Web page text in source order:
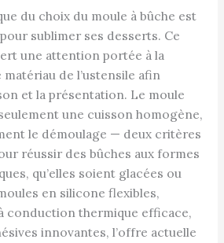
du choix du moule à bûche est
sublimer ses desserts. Ce
une attention portée à la
de l’ustensile afin
et la présentation. Le moule
une cuisson homogène,
le démoulage — deux critères
réussir des bûches aux formes
qu’elles soient glacées ou
en silicone flexibles,
conduction thermique efficace,
innovantes, l’offre actuelle